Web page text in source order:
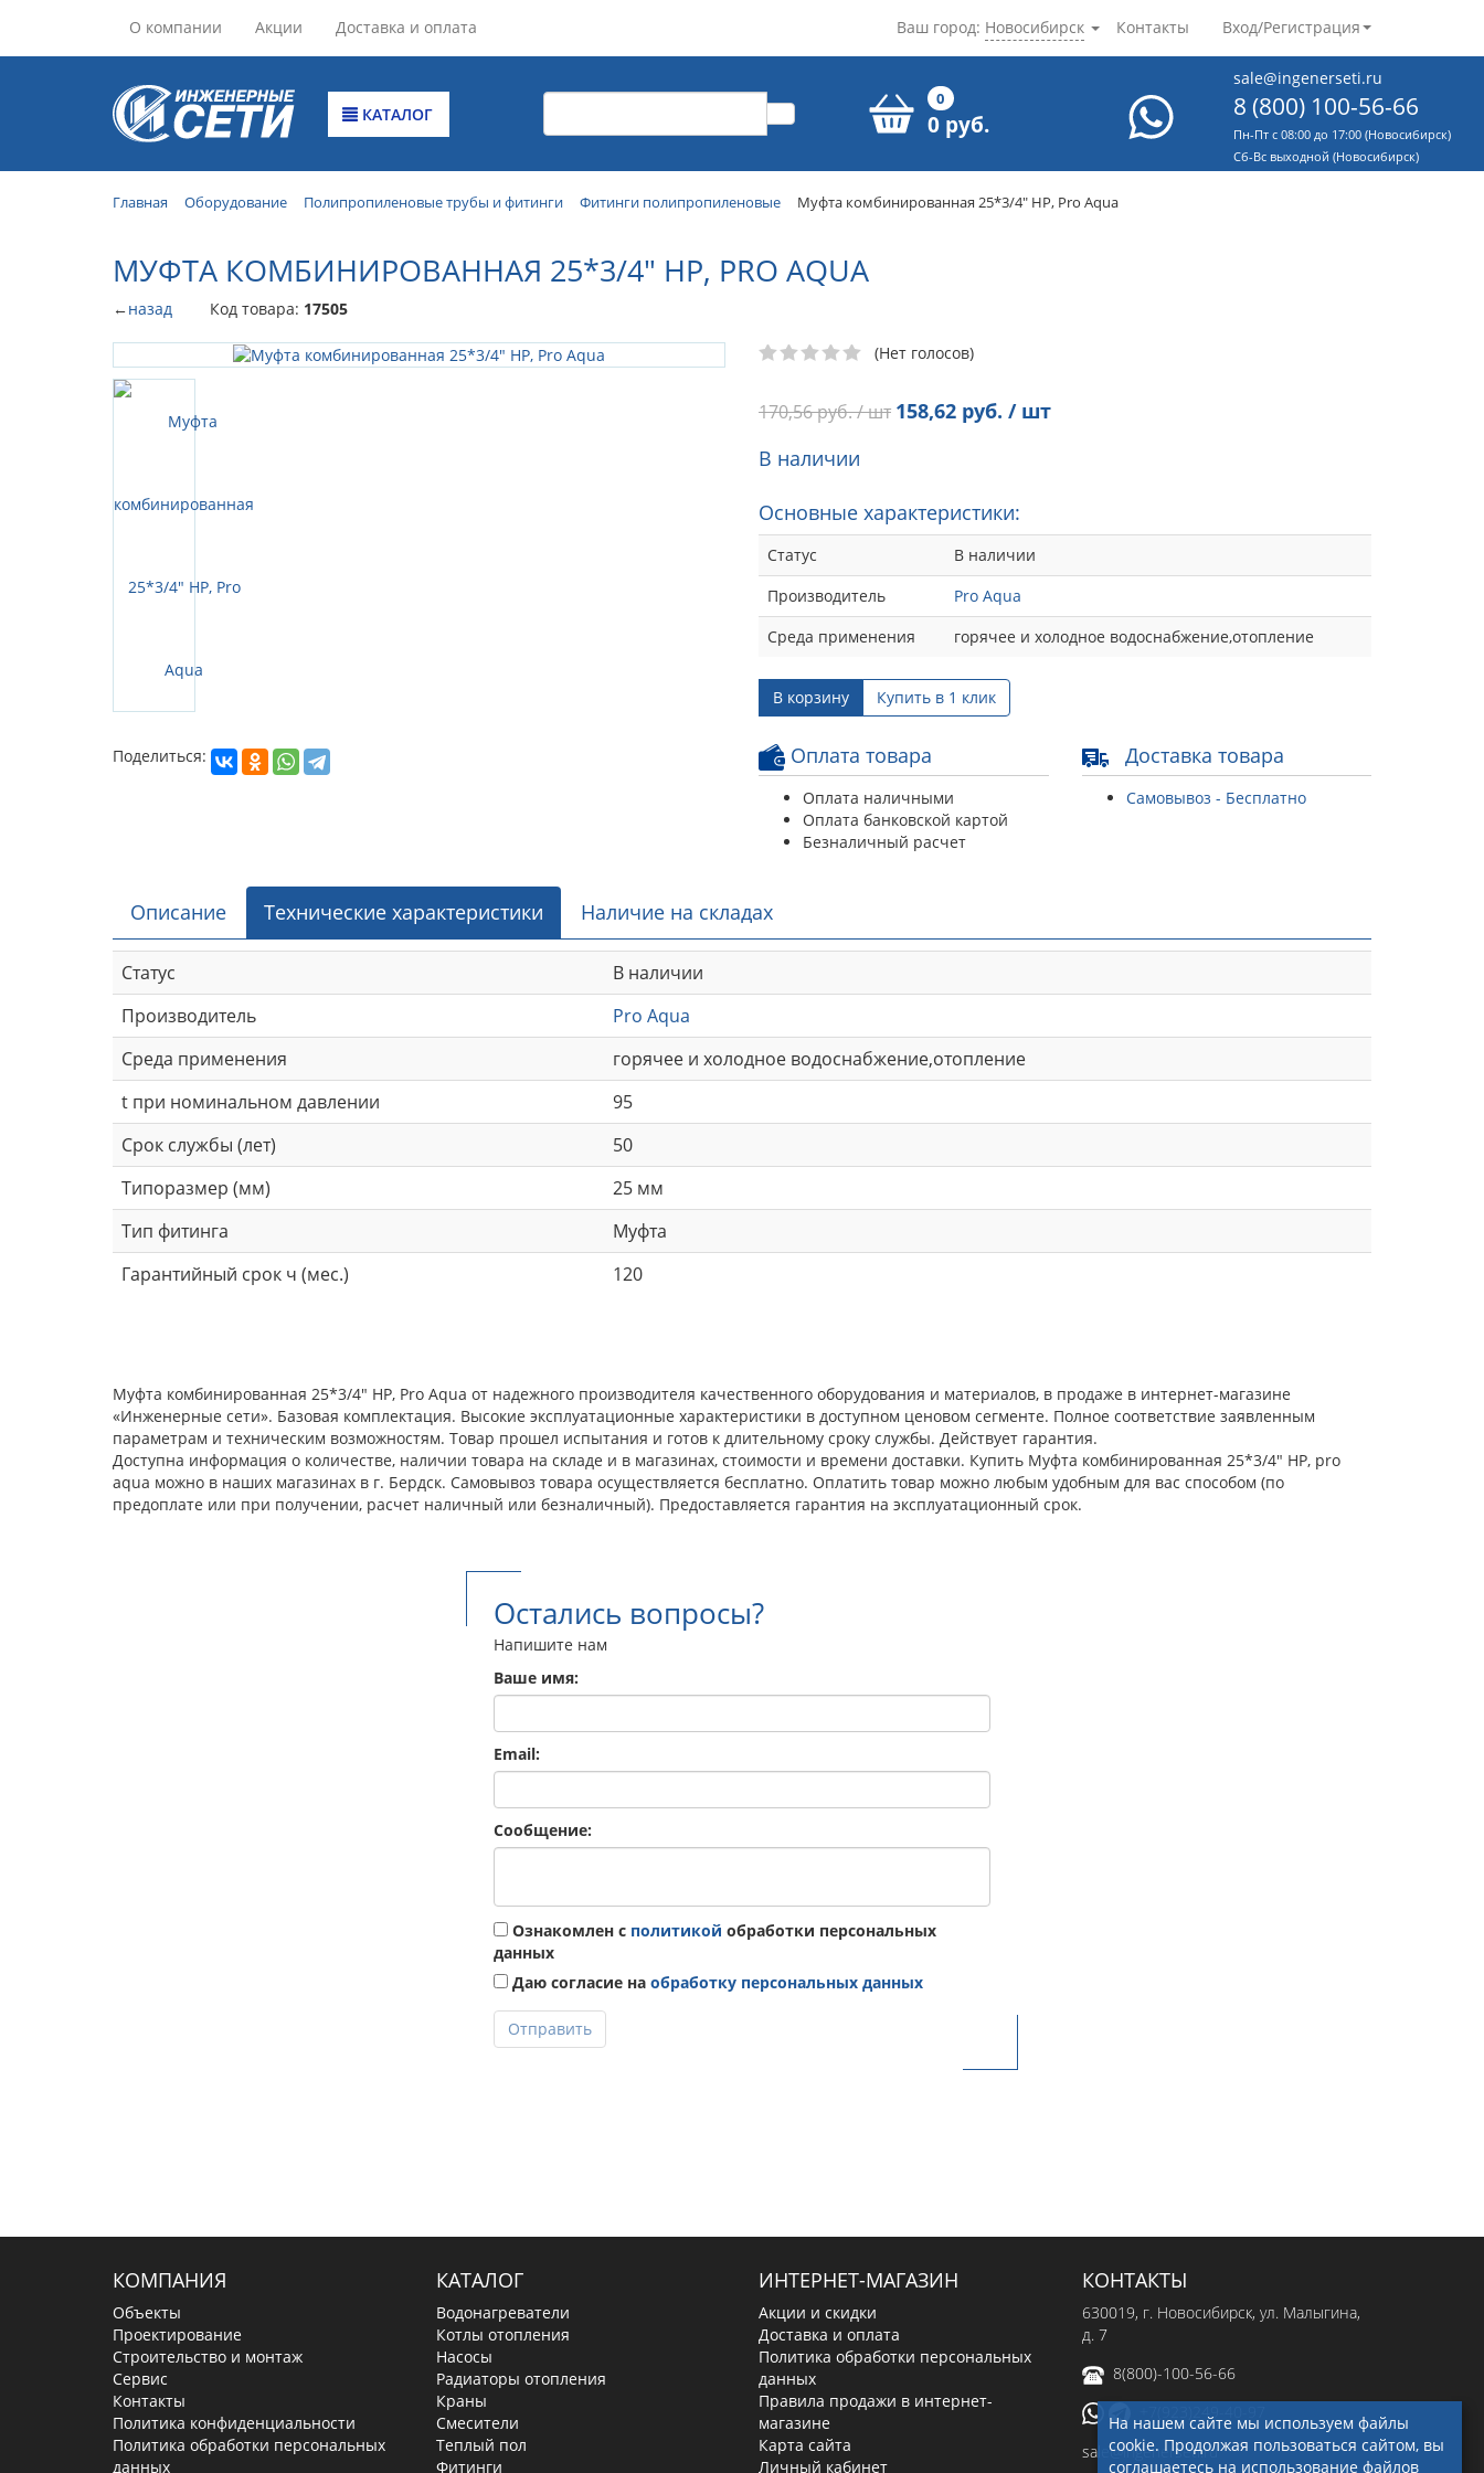
О компании Акции Доставка и оплата Контакты Вход/Регистрация
Ваш город: Новосибирск
КАТАЛОГ
0
0 руб.
sale@ingenerseti.ru
8 (800) 100-56-66
Пн-Пт с 08:00 до 17:00 (Новосибирск)
Cб-Вс выходной (Новосибирск)
Главная Оборудование Полипропиленовые трубы и фитинги Фитинги полипропиленовые Муфта комбинированная 25*3/4" НР, Pro Aqua
МУФТА КОМБИНИРОВАННАЯ 25*3/4" НР, PRO AQUA
←назад Код товара: 17505
Поделиться:
(Нет голосов)
170,56руб. / шт 158,62 руб. / шт
В наличии
Основные характеристики:
Статус
В наличии
Производитель
Pro Aqua
Среда применения
горячее и холодное водоснабжение,отопление
В корзину Купить в 1 клик
Оплата товара
Оплата наличными
Оплата банковской картой
Безналичный расчет
Доставка товара
Самовывоз - Бесплатно
Описание Технические характеристики Наличие на складах
Статус
В наличии
Производитель
Pro Aqua
Среда применения
горячее и холодное водоснабжение,отопление
t при номинальном давлении
95
Срок службы (лет)
50
Типоразмер (мм)
25 мм
Тип фитинга
Муфта
Гарантийный срок ч (мес.)
120
Муфта комбинированная 25*3/4" НР, Pro Aqua от надежного производителя качественного оборудования и материалов, в продаже в интернет-магазине
«Инженерные сети». Базовая комплектация. Высокие эксплуатационные характеристики в доступном ценовом сегменте. Полное соответствие заявленным
параметрам и техническим возможностям. Товар прошел испытания и готов к длительному сроку службы. Действует гарантия.
Доступна информация о количестве, наличии товара на складе и в магазинах, стоимости и времени доставки. Купить Муфта комбинированная 25*3/4" НР, pro
aqua можно в наших магазинах в г. Бердск. Самовывоз товара осуществляется бесплатно. Оплатить товар можно любым удобным для вас способом (по
предоплате или при получении, расчет наличный или безналичный). Предоставляется гарантия на эксплуатационный срок.
Остались вопросы?
Напишите нам
Ваше имя:
Email:
Сообщение:
Ознакомлен с политикой обработки персональных
данных
Даю согласие на обработку персональных данных
Отправить
КОМПАНИЯ
Объекты
Проектирование
Строительство и монтаж
Сервис
Контакты
Политика конфиденциальности
Политика обработки персональных
данных
КАТАЛОГ
Водонагреватели
Котлы отопления
Насосы
Радиаторы отопления
Краны
Смесители
Теплый пол
Фитинги
ИНТЕРНЕТ-МАГАЗИН
Акции и скидки
Доставка и оплата
Политика обработки персональных
данных
Правила продажи в интернет-
магазине
Карта сайта
Личный кабинет
КОНТАКТЫ
630019, г. Новосибирск, ул. Малыгина,
д. 7
8(800)-100-56-66
sale@ingenerseti.ru
На нашем сайте мы используем файлы
cookie. Продолжая пользоваться сайтом, вы
соглашаетесь на использование файлов